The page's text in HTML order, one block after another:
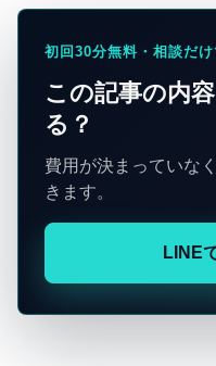
初回30分無料・相談だ
この記事の内
る？
費用が決まっていな
きます。
LINE